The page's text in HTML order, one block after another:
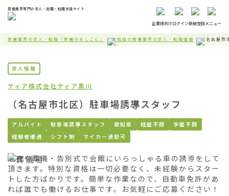
葬儀業界専門の求人・就職・転職支援サイト
企業様向けログイン新規登録メニュー
葬儀業界の求人・転職「葬儀のおしごと」 愛知県の葬儀業界の求人・転職情報 （名古屋市
求人情報
ティア株式会社ティア黒川
（名古屋市北区）駐車場誘導スタッフ
アルバイト 駐車場誘導スタッフ 愛知県 経歴不問
学歴不問
経験者優遇
シフト制 マイカー通勤可
通夜や葬儀・告別式で会館にいらっしゃる車の誘導をして
頂きます。特別な資格は一切必要なく、未経験からスター
トした方ばかりです。簡単な作業なので、自動車免許があ
れば誰でも働けるお仕事です。お気軽にご応募ください！